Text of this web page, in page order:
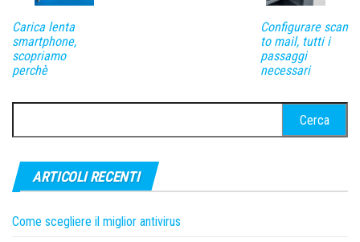
Carica lenta
smartphone,
scopriamo
perchè
Configurare scan
to mail, tutti i
passaggi
necessari
per:
ARTICOLI RECENTI
Come scegliere il miglior antivirus